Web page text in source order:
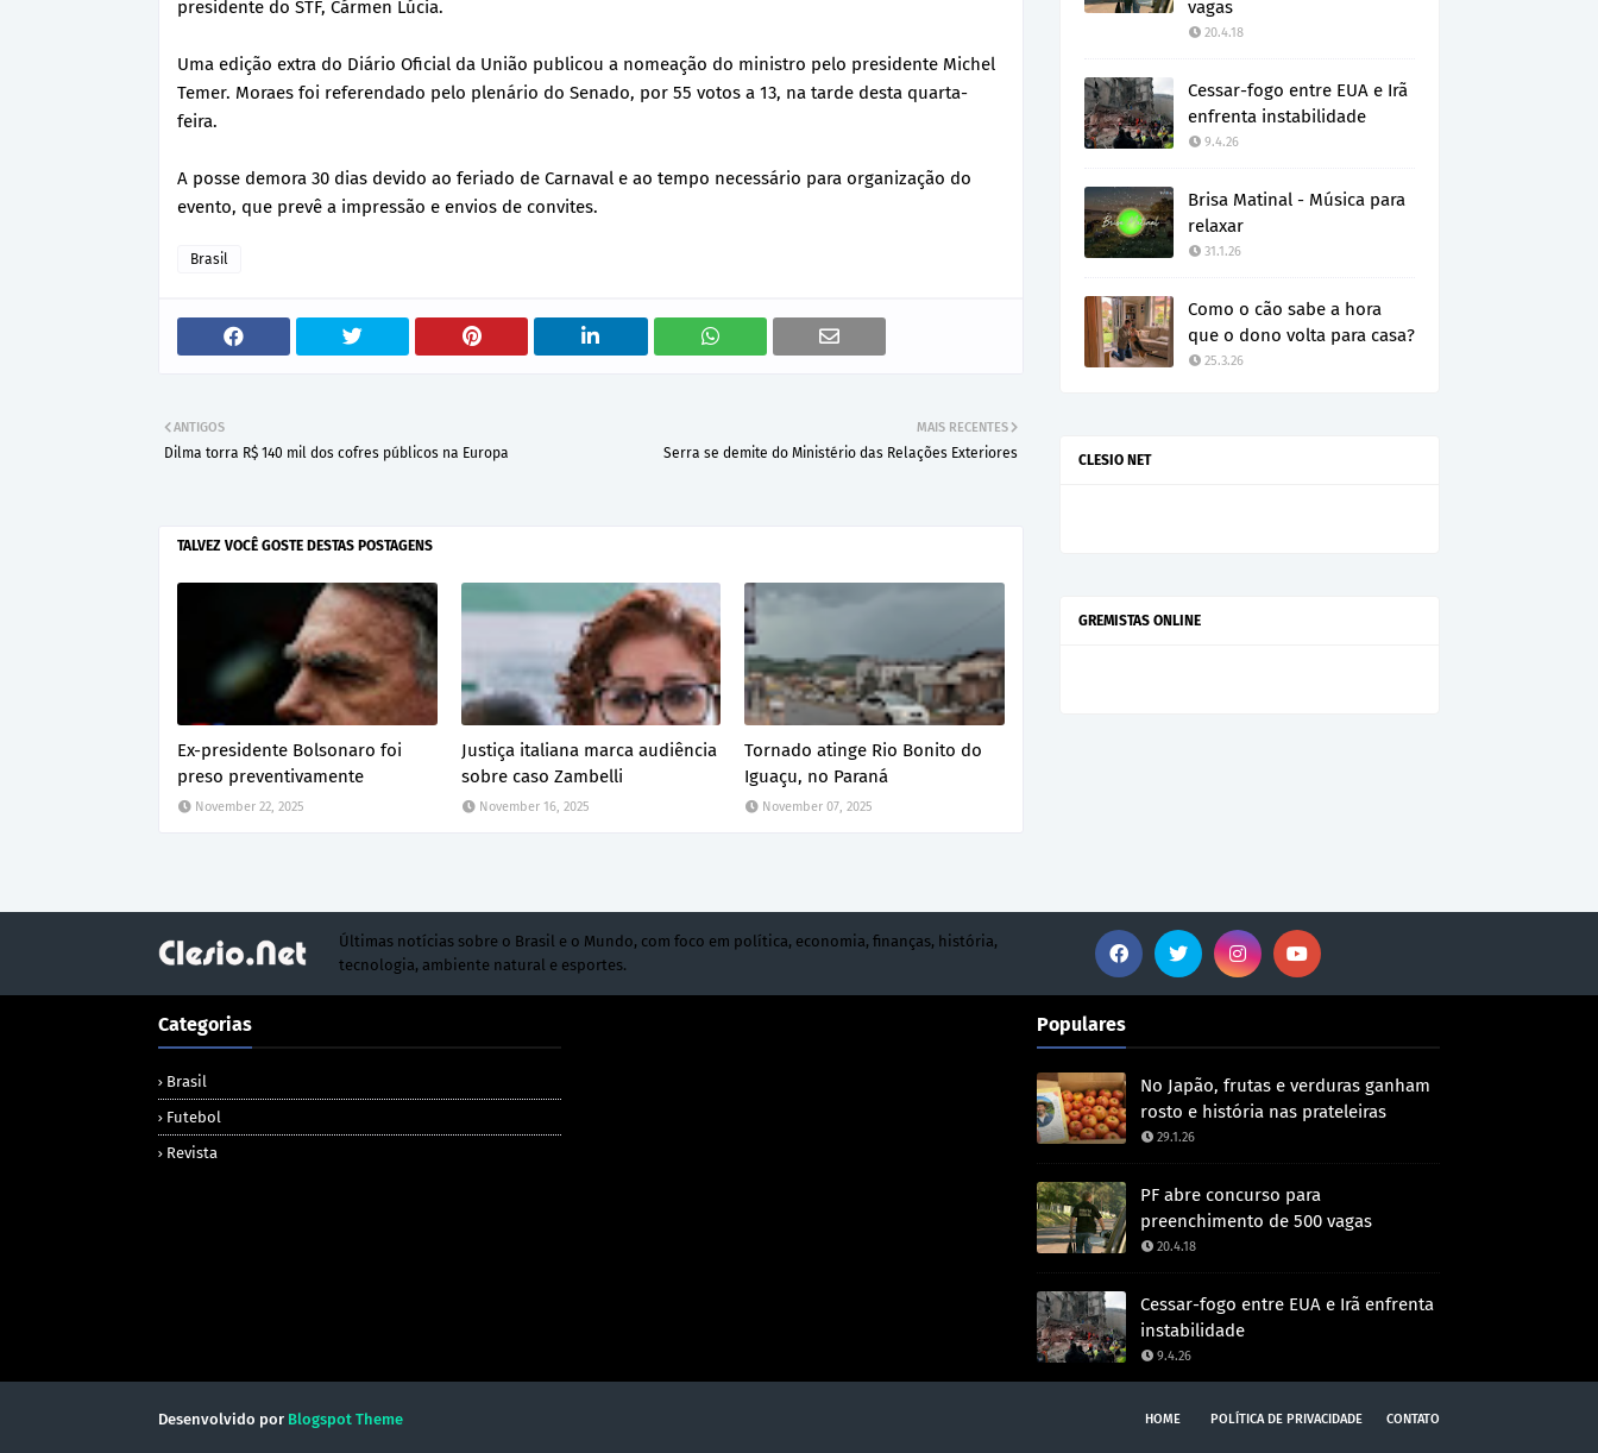
presidente do STF, Cármen Lúcia.
Uma edição extra do Diário Oficial da União publicou a nomeação do ministro pelo presidente Michel
Temer. Moraes foi referendado pelo plenário do Senado, por 55 votos a 13, na tarde desta quarta-
feira.
A posse demora 30 dias devido ao feriado de Carnaval e ao tempo necessário para organização do
evento, que prevê a impressão e envios de convites.
Brasil
MAIS RECENTES
Serra se demite do Ministério das Relações Exteriores
ANTIGOS
Dilma torra R$ 140 mil dos cofres públicos na Europa
TALVEZ VOCÊ GOSTE DESTAS POSTAGENS
Ex-presidente Bolsonaro foi
preso preventivamente
November 22, 2025
Justiça italiana marca audiência
sobre caso Zambelli
November 16, 2025
Tornado atinge Rio Bonito do
Iguaçu, no Paraná
November 07, 2025
vagas
20.4.18
Cessar-fogo entre EUA e Irã
enfrenta instabilidade
9.4.26
Brisa Matinal - Música para
relaxar
31.1.26
Como o cão sabe a hora
que o dono volta para casa?
25.3.26
CLESIO NET
GREMISTAS ONLINE
Últimas notícias sobre o Brasil e o Mundo, com foco em política, economia, finanças, história,
tecnologia, ambiente natural e esportes.
Categorias
Brasil
Futebol
Revista
Populares
No Japão, frutas e verduras ganham
rosto e história nas prateleiras
29.1.26
PF abre concurso para
preenchimento de 500 vagas
20.4.18
Cessar-fogo entre EUA e Irã enfrenta
instabilidade
9.4.26
HOME POLÍTICA DE PRIVACIDADE CONTATO
Desenvolvido por Blogspot Theme